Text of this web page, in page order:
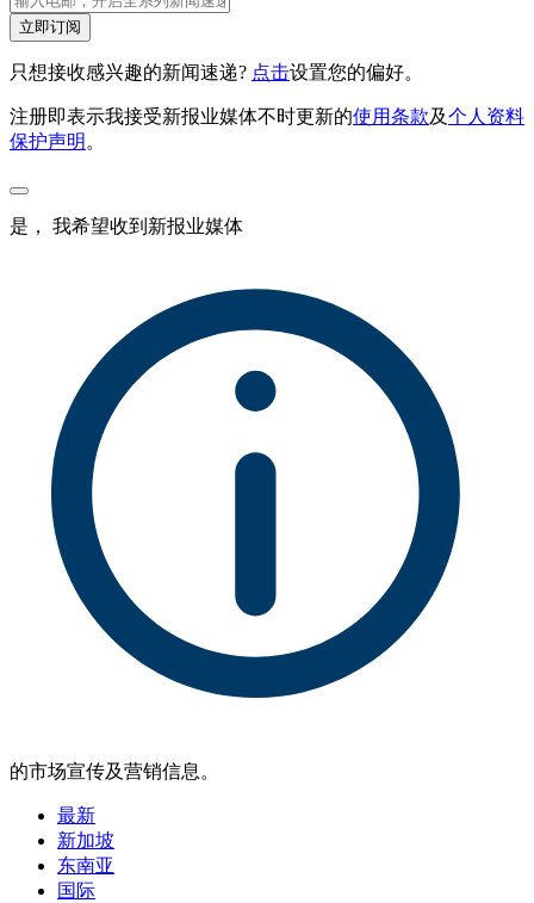
立即订阅
只想接收感兴趣的新闻速递? 点击设置您的偏好。
注册即表示我接受新报业媒体不时更新的使用条款及个人资料
保护声明 。
是， 我希望收到新报业媒体
的市场宣传及营销信息。
最新
新加坡
东南亚
国际